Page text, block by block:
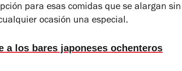
para esas comidas que se alargan sin
ocasión una especial.
a los bares japoneses ochenteros